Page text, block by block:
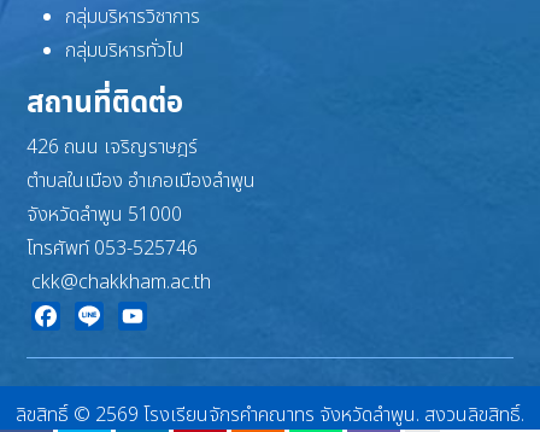
กลุ่มบริหารวิชาการ
กลุ่มบริหารทั่วไป
สถานที่ติดต่อ
426 ถนน เจริญราษฎร์
ตำบลในเมือง อำเภอเมืองลำพูน
จังหวัดลำพูน 51000
โทรศัพท์ 053-525746
ckk@chakkham.ac.th
ลิขสิทธิ์ © 2569 โรงเรียนจักรคำคณาทร จังหวัดลำพูน. สงวนลิขสิทธิ์.